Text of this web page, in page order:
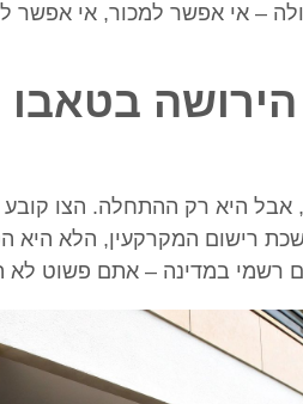
– אי אפשר למכור, אי אפשר
היא רק ההתחלה. הצו קובע
רישום המקרקעין, הלא היא
רשמי במדינה – אתם פשוט לא